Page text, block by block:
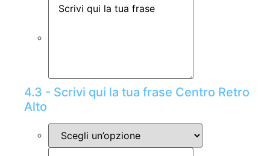
4.3 - Scrivi qui la tua frase Centro Retro
Alto